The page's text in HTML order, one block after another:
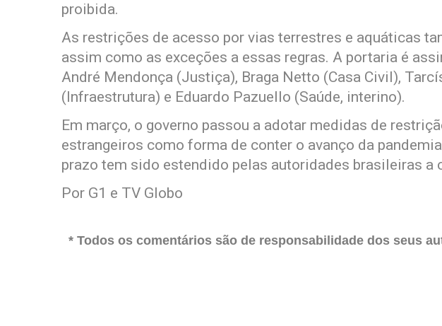
proibida.
As restrições de acesso por vias terrestres e aquáticas
assim como as exceções a essas regras. A portaria é
André Mendonça (Justiça), Braga Netto (Casa Civil),
(Infraestrutura) e Eduardo Pazuello (Saúde, interino).
Em março, o governo passou a adotar medidas de
estrangeiros como forma de conter o avanço da
prazo tem sido estendido pelas autoridades brasileiras a
Por G1 e TV Globo
* Todos os comentários são de responsabilidade dos seus